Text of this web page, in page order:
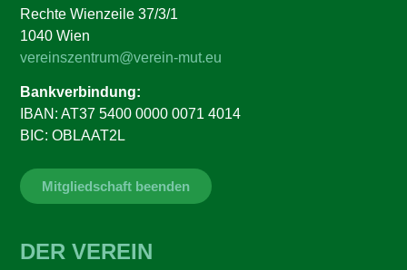
Rechte Wienzeile 37/3/1
1040 Wien
vereinszentrum@verein-mut.eu
Bankverbindung:
IBAN: AT37 5400 0000 0071 4014
BIC: OBLAAT2L
Mitgliedschaft beenden
DER VEREIN